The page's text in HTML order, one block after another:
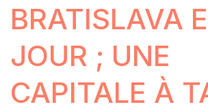
BRATISLAVA
JOUR ; UNE
CAPITALE À